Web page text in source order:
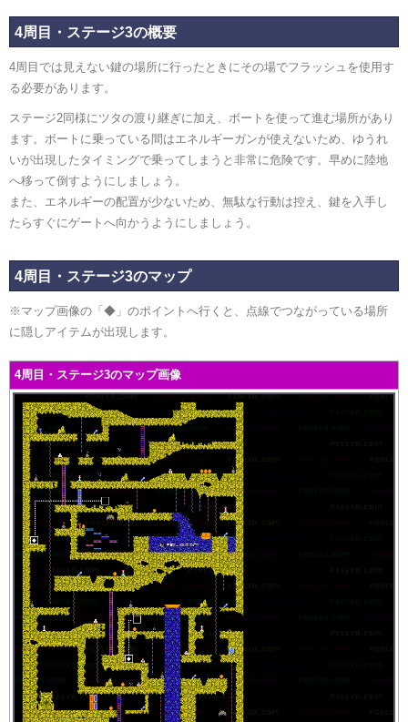
4周目・ステージ3の概要
4周目では見えない鍵の場所に行ったときにその場でフラッシュを使用す
る必要があります。
ステージ2同様にツタの渡り継ぎに加え、ボートを使って進む場所があり
ます。ボートに乗っている間はエネルギーガンが使えないため、ゆうれ
いが出現したタイミングで乗ってしまうと非常に危険です。早めに陸地
へ移って倒すようにしましょう。
また、エネルギーの配置が少ないため、無駄な行動は控え、鍵を入手し
たらすぐにゲートへ向かうようにしましょう。
4周目・ステージ3のマップ
※マップ画像の「◆」のポイントへ行くと、点線でつながっている場所
に隠しアイテムが出現します。
4周目・ステージ3のマップ画像